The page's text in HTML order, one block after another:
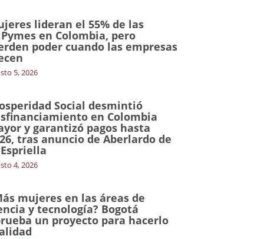
lideran el 55% de las
en Colombia, pero
poder cuando las empresas
5, 2026
Social desmintió
en Colombia
y garantizó pagos hasta
tras anuncio de Aberlardo de
4, 2026
mujeres en las áreas de
y tecnología? Bogotá
un proyecto para hacerlo